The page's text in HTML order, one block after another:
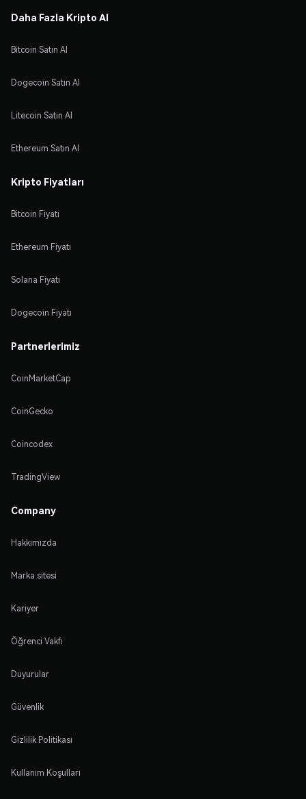
Daha Fazla Kripto Al
Bitcoin Satın Al
Dogecoin Satın Al
Litecoin Satın Al
Ethereum Satın Al
Kripto Fiyatları
Bitcoin Fiyatı
Ethereum Fiyatı
Solana Fiyatı
Dogecoin Fiyatı
Partnerlerimiz
CoinMarketCap
CoinGecko
Coincodex
TradingView
Company
Hakkımızda
Marka sitesi
Kariyer
Öğrenci Vakfı
Duyurular
Güvenlik
Gizlilik Politikası
Kullanım Koşulları